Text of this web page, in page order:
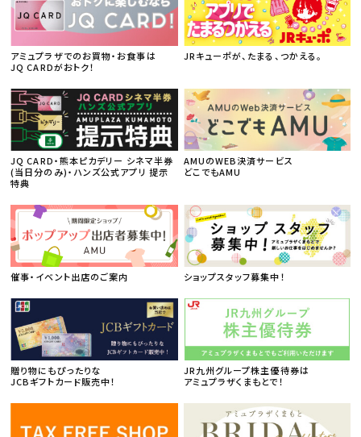
アミュプラザでのお買物・お食事は
JQ CARDがおトク！
JRキューポが、たまる、つかえる。
JQ CARD・熊本ピカデリー シネマ半券
(当日分のみ)・ハンズ公式アプリ 提示
特典
AMUのWEB決済サービス
どこでもAMU
催事・イベント出店のご案内 ショップスタッフ募集中！
贈り物にもぴったりな
JCBギフトカード販売中！
JR九州グループ株主優待券は
アミュプラザくまもとで！